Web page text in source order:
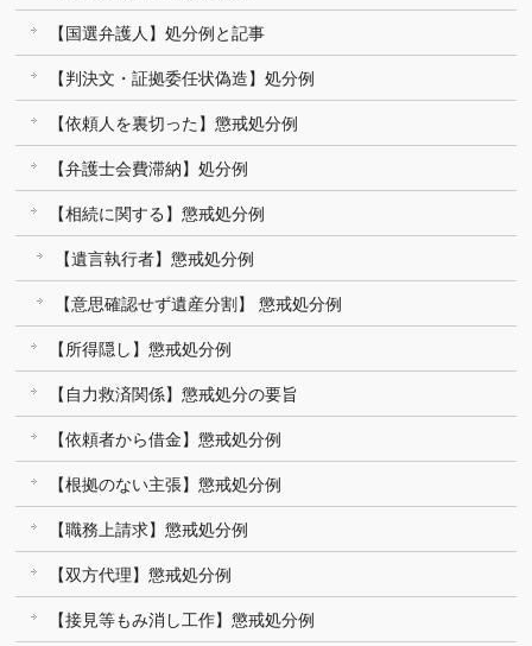
【国選弁護人】処分例と記事
【判決文・証拠委任状偽造】処分例
【依頼人を裏切った】懲戒処分例
【弁護士会費滞納】処分例
【相続に関する】懲戒処分例
【遺言執行者】懲戒処分例
【意思確認せず遺産分割】 懲戒処分例
【所得隠し】懲戒処分例
【自力救済関係】懲戒処分の要旨
【依頼者から借金】懲戒処分例
【根拠のない主張】懲戒処分例
【職務上請求】懲戒処分例
【双方代理】懲戒処分例
【接見等もみ消し工作】懲戒処分例